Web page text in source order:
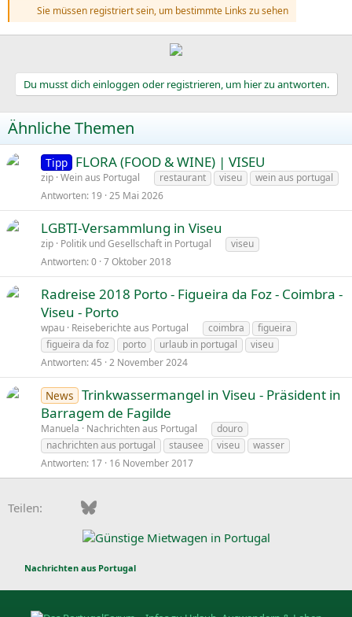
Sie müssen registriert sein, um bestimmte Links zu sehen
Du musst dich einloggen oder registrieren, um hier zu antworten.
Ähnliche Themen
Tipp FLORA (FOOD & WINE) | VISEU
zip Wein aus Portugal restaurant viseu
wein aus portugal
Antworten 19 25 Mai 2026
LGBTI-Versammlung in Viseu
zip Politik und Gesellschaft in Portugal
viseu
Antworten 0 7 Oktober 2018
Radreise 2018 Porto - Figueira da Foz - Coimbra -
Viseu - Porto
wpau Reiseberichte aus Portugal coimbra
figueira
figueira da foz
porto urlaub in portugal
viseu
Antworten 45 2 November 2024
News Trinkwassermangel in Viseu - Präsident in
Barragem de Fagilde
Manuela Nachrichten aus Portugal
douro
nachrichten aus portugal
stausee viseu
wasser
Antworten 17 16 November 2017
Teilen: FacebookBluesky
Nachrichten aus Portugal